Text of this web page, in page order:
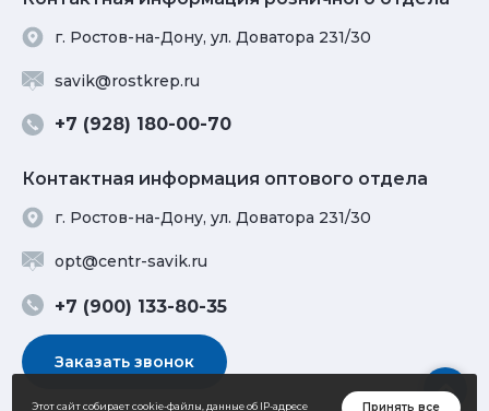
г. Ростов-на-Дону, ул. Доватора 231/30
savik@rostkrep.ru
+7 (928) 180-00-70
Контактная информация оптового отдела
г. Ростов-на-Дону, ул. Доватора 231/30
opt@centr-savik.ru
+7 (900) 133-80-35
Заказать звонок
Этот сайт собирает cookie-файлы, данные об IP-адресе Принять все